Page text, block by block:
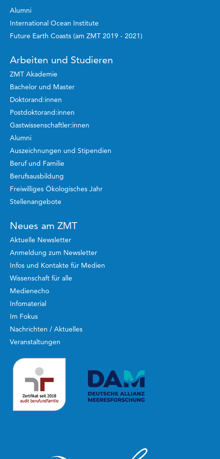
Alumni
International Ocean Institute
Future Earth Coasts (am ZMT 2019 - 2021)
Arbeiten und Studieren
ZMT Akademie
Bachelor und Master
Doktorand:innen
Postdoktorand:innen
Gastwissenschaftler:innen
Alumni
Auszeichnungen und Stipendien
Beruf und Familie
Berufsausbildung
Freiwilliges Ökologisches Jahr
Stellenangebote
Neues am ZMT
Aktuelle Newsletter
Anmeldung zum Newsletter
Infos und Kontakte für Medien
Wissenschaft für alle
Medienecho
Infomaterial
Im Fokus
Nachrichten / Aktuelles
Veranstaltungen